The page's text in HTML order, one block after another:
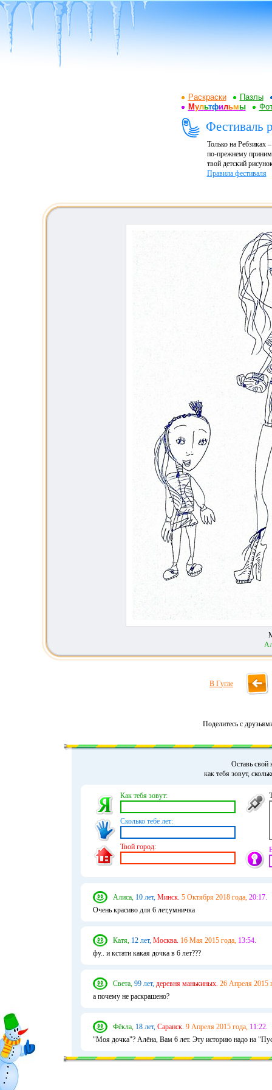
Раскраски
Пазлы
Мультфильмы
Фестиваль
Только на Ребзиках
по-прежнему
твой детский
Правила фестиваля
В Гугле
Поделитесь с
Оставь свой
как тебя зовут,
Как тебя зовут:
Сколько тебе лет:
Твой город:
Алиса, 10 лет, Минск. 5 Октября 2018 года, 20:17.
Очень красиво для 6 лет,умничка
Катя, 12 лет, Москва. 16 Мая 2015 года, 13:54.
фу.. и кстати какая дочка в 6 лет???
Света, 99 лет, деревня манькиных. 26 Апреля 2015
а почему не раскрашено?
Фёкла, 18 лет, Саранск. 9 Апреля 2015 года, 11:22.
"Моя дочка"? Алёна, Вам 6 лет. Эту историю надо на